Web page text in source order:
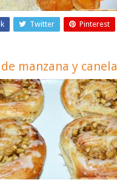
Twitter Pinterest
manzana y canela